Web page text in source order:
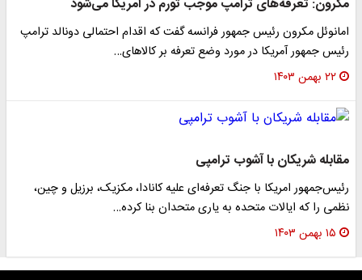
مکرون: تعرفه‌های ترامپ موجب تورم در آمریکا می‌شود
امانوئل مکرون رئیس جمهور فرانسه گفت که اقدام احتمالی دونالد ترامپ
رئیس جمهور آمریکا در مورد وضع تعرفه بر کالاهای…
۲۲ بهمن ۱۴۰۳
مقابله شریکان با آشوب ترامپی
رئیس‌جمهور امریکا با جنگ تعرفه‌ای علیه کانادا، مکزیک، برزیل و چین،
نظمی را که ایالات متحده به یاری متحدان بنا کرده…
۱۵ بهمن ۱۴۰۳